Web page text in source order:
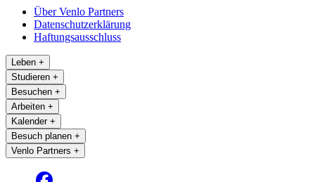
Über Venlo Partners
Datenschutzerklärung
Haftungsausschluss
Leben +
Studieren +
Besuchen +
Arbeiten +
Kalender +
Besuch planen +
Venlo Partners +